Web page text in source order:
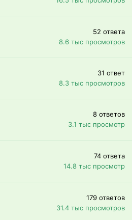
52 ответа
8.6 тыс просмотров
31 ответ
8.3 тыс просмотров
8 ответов
3.1 тыс просмотр
74 ответа
14.8 тыс просмотр
179 ответов
31.4 тыс просмотров